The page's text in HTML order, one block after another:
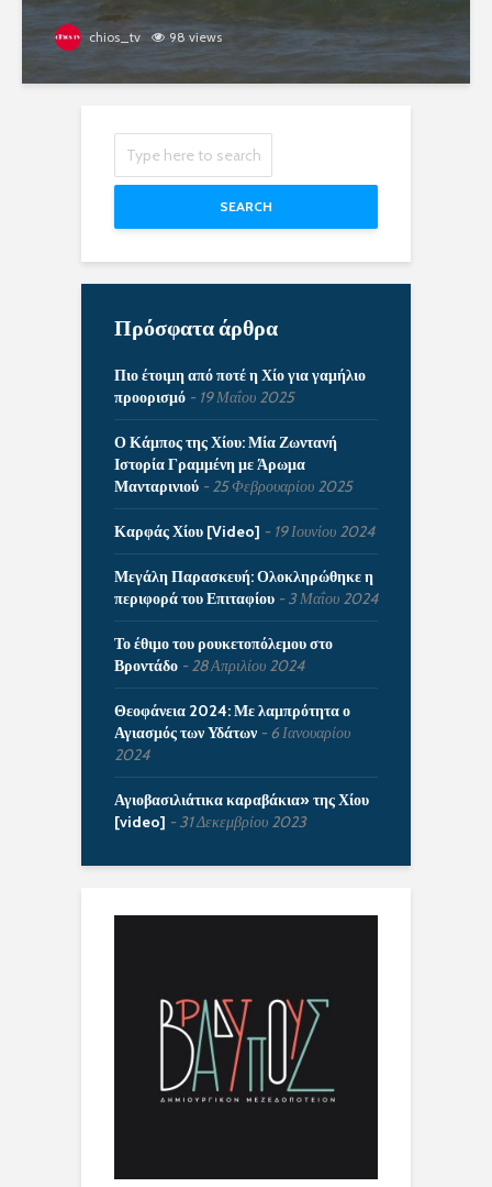
chios_tv 98 views
SEARCH
Πρόσφατα άρθρα
Πιο έτοιμη από ποτέ η Χίο για γαμήλιο
προορισμό
19 Μαΐου 2025
Ο Κάμπος της Χίου: Μία Ζωντανή
Ιστορία Γραμμένη με Άρωμα
Μανταρινιού
25 Φεβρουαρίου 2025
Καρφάς Χίου [Video] 19 Ιουνίου 2024
Μεγάλη Παρασκευή: Ολοκληρώθηκε η
περιφορά του Επιταφίου
3 Μαΐου 2024
Το έθιμο του ρουκετοπόλεμου στο
Βροντάδο
28 Απριλίου 2024
Θεοφάνεια 2024: Με λαμπρότητα ο
Αγιασμός των Υδάτων
6 Ιανουαρίου
2024
Αγιοβασιλιάτικα καραβάκια» της Χίου
[video]
31 Δεκεμβρίου 2023